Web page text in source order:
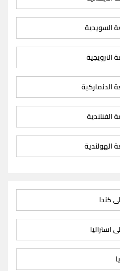
السويدية
النرويجية
الدنماركية
الفنلندية
الهولندية
كندا
استراليا